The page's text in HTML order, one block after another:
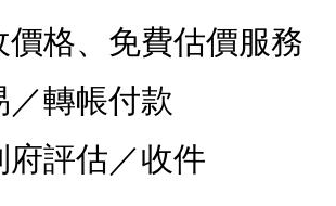
價格、免費估價服務
／轉帳付款
府評估／收件